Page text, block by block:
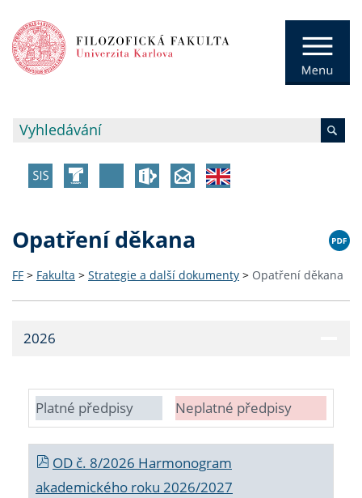
Opatření děkana
FF > Fakulta > Strategie a další dokumenty > Opatření děkana
2026
Platné předpisy Neplatné předpisy
OD č. 8/2026 Harmonogram
akademického roku 2026/2027